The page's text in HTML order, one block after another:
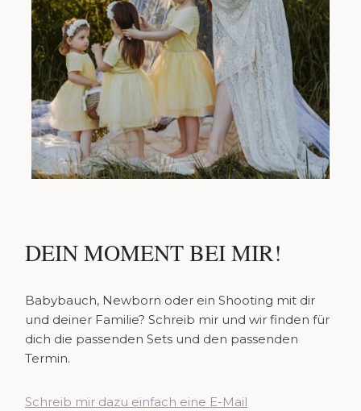
DEIN MOMENT BEI MIR!
Babybauch, Newborn oder ein Shooting mit dir
und deiner Familie? Schreib mir und wir finden für
dich die passenden Sets und den passenden
Termin.
Schreib mir dazu einfach eine E-Mail